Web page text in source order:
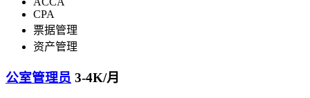
CPA
票据管理
资产管理
公室管理员 3-4K/月